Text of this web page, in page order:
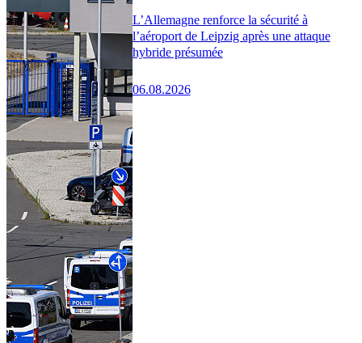
L’Allemagne renforce la sécurité à
l’aéroport de Leipzig après une attaque
hybride présumée
06.08.2026